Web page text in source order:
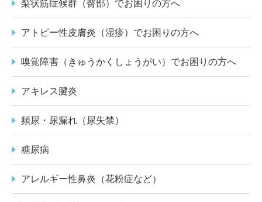
梨状筋症候群（臀部）でお困りの方へ
アトピー性皮膚炎（湿疹）でお困りの方へ
嗅覚障害（きゅうかくしょうがい）でお困りの方へ
アキレス腱炎
頻尿・尿漏れ（尿失禁）
糖尿病
アレルギー性鼻炎（花粉症など）